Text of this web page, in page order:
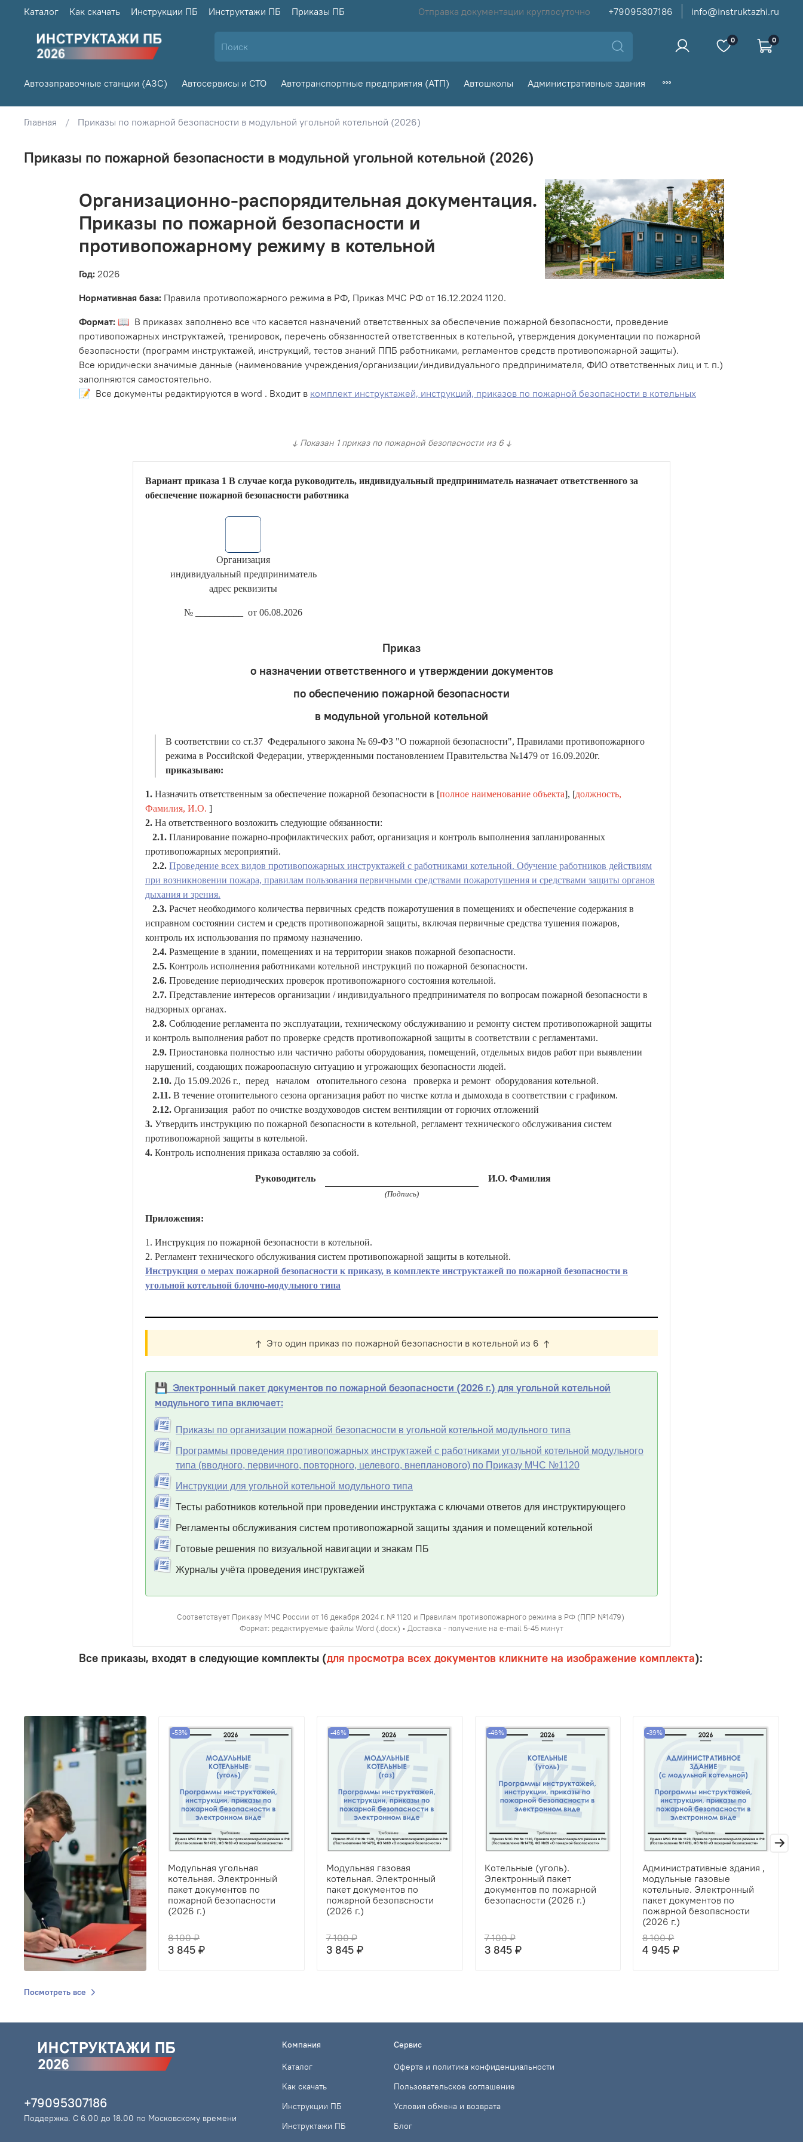
Каталог Как скачать Инструкции ПБ Инструктажи ПБ Приказы ПБ Отправка документации круглосуточно +79095307186 info@instruktazhi.ru
0 0
Автозаправочные станции (АЗС) Автосервисы и СТО Автотранспортные предприятия (АТП) Автошколы Административные здания
Главная Приказы по пожарной безопасности в модульной угольной котельной (2026)
Приказы по пожарной безопасности в модульной угольной котельной (2026)
Организационно-распорядительная документация.
Приказы по пожарной безопасности и
противопожарному режиму в котельной
Год: 2026
Нормативная база: Правила противопожарного режима в РФ, Приказ МЧС РФ от 16.12.2024 1120.
Формат: 📖 В приказах заполнено все что касается назначений ответственных за обеспечение пожарной безопасности, проведение
противопожарных инструктажей, тренировок, перечень обязанностей ответственных в котельной, утверждения документации по пожарной
безопасности (программ инструктажей, инструкций, тестов знаний ППБ работниками, регламентов средств противопожарной защиты).
Все юридически значимые данные (наименование учреждения/организации/индивидуального предпринимателя, ФИО ответственных лиц и т. п.)
заполняются самостоятельно.
📝 Все документы редактируются в word . Входит в комплект инструктажей, инструкций, приказов по пожарной безопасности в котельных
↓ Показан 1 приказ по пожарной безопасности из 6 ↓
Вариант приказа 1 В случае когда руководитель, индивидуальный предприниматель назначает ответственного за
обеспечение пожарной безопасности работника
Организация
индивидуальный предприниматель
адрес реквизиты
№ __________ от 06.08.2026
Приказ
о назначении ответственного и утверждении документов
по обеспечению пожарной безопасности
в модульной угольной котельной
В соответствии со ст.37 Федерального закона № 69-ФЗ "О пожарной безопасности", Правилами противопожарного
режима в Российской Федерации, утвержденными постановлением Правительства №1479 от 16.09.2020г.
приказываю:
1. Назначить ответственным за обеспечение пожарной безопасности в [полное наименование объекта], [должность,
Фамилия, И.О. ]
2. На ответственного возложить следующие обязанности:
2.1. Планирование пожарно-профилактических работ, организация и контроль выполнения запланированных
противопожарных мероприятий.
2.2. Проведение всех видов противопожарных инструктажей с работниками котельной. Обучение работников действиям
при возникновении пожара, правилам пользования первичными средствами пожаротушения и средствами защиты органов
дыхания и зрения.
2.3. Расчет необходимого количества первичных средств пожаротушения в помещениях и обеспечение содержания в
исправном состоянии систем и средств противопожарной защиты, включая первичные средства тушения пожаров,
контроль их использования по прямому назначению.
2.4. Размещение в здании, помещениях и на территории знаков пожарной безопасности.
2.5. Контроль исполнения работниками котельной инструкций по пожарной безопасности.
2.6. Проведение периодических проверок противопожарного состояния котельной.
2.7. Представление интересов организации / индивидуального предпринимателя по вопросам пожарной безопасности в
надзорных органах.
2.8. Соблюдение регламента по эксплуатации, техническому обслуживанию и ремонту систем противопожарной защиты
и контроль выполнения работ по проверке средств противопожарной защиты в соответствии с регламентами.
2.9. Приостановка полностью или частично работы оборудования, помещений, отдельных видов работ при выявлении
нарушений, создающих пожароопасную ситуацию и угрожающих безопасности людей.
2.10. До 15.09.2026 г., перед началом отопительного сезона проверка и ремонт оборудования котельной.
2.11. В течение отопительного сезона организация работ по чистке котла и дымохода в соответствии с графиком.
2.12. Организация работ по очистке воздуховодов систем вентиляции от горючих отложений
3. Утвердить инструкцию по пожарной безопасности в котельной, регламент технического обслуживания систем
противопожарной защиты в котельной.
4. Контроль исполнения приказа оставляю за собой.
Руководитель И.О. Фамилия
(Подпись)
Приложения:
1. Инструкция по пожарной безопасности в котельной.
2. Регламент технического обслуживания систем противопожарной защиты в котельной.
Инструкция о мерах пожарной безопасности к приказу, в комплекте инструктажей по пожарной безопасности в
угольной котельной блочно-модульного типа
↑ Это один приказ по пожарной безопасности в котельной из 6 ↑
💾 Электронный пакет документов по пожарной безопасности (2026 г.) для угольной котельной
модульного типа включает:
Приказы по организации пожарной безопасности в угольной котельной модульного типа
Программы проведения противопожарных инструктажей с работниками угольной котельной модульного
типа (вводного, первичного, повторного, целевого, внепланового) по Приказу МЧС №1120
Инструкции для угольной котельной модульного типа
Тесты работников котельной при проведении инструктажа с ключами ответов для инструктирующего
Регламенты обслуживания систем противопожарной защиты здания и помещений котельной
Готовые решения по визуальной навигации и знакам ПБ
Журналы учёта проведения инструктажей
Соответствует Приказу МЧС России от 16 декабря 2024 г. № 1120 и Правилам противопожарного режима в РФ (ППР №1479)
Формат: редактируемые файлы Word (.docx) • Доставка - получение на e-mail 5-45 минут
Все приказы, входят в следующие комплекты (для просмотра всех документов кликните на изображение комплекта):
Посмотреть все
-53%
Модульная угольная
котельная. Электронный
пакет документов по
пожарной безопасности
(2026 г.)
8 100 ₽
3 845 ₽
-46%
Модульная газовая
котельная. Электронный
пакет документов по
пожарной безопасности
(2026 г.)
7 100 ₽
3 845 ₽
-46%
Котельные (уголь).
Электронный пакет
документов по пожарной
безопасности (2026 г.)
7 100 ₽
3 845 ₽
-39%
Административные здания ,
модульные газовые
котельные. Электронный
пакет документов по
пожарной безопасности
(2026 г.)
8 100 ₽
4 945 ₽
Компания
Каталог
Как скачать
Инструкции ПБ
Инструктажи ПБ
Сервис
Оферта и политика конфиденциальности
Пользовательское соглашение
Условия обмена и возврата
Блог
+79095307186
Поддержка. С 6.00 до 18.00 по Московскому времени